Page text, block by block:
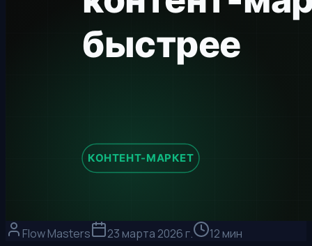
Flow Masters 23 марта 2026 г. 12 мин